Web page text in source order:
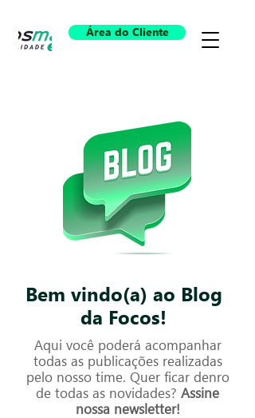
Área do Cliente
Bem vindo(a) ao Blog
da Focos!
Aqui você poderá acompanhar
todas as publicações realizadas
pelo nosso time. Quer ficar denro
de todas as novidades? Assine
nossa newsletter!